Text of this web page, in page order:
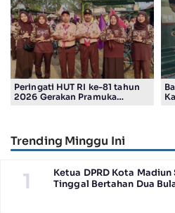
Peringati HUT RI ke-81 tahun
2026 Gerakan Pramuka
Trending Minggu Ini
1
Ketua DPRD Kota
Tinggal Bertahan Dua